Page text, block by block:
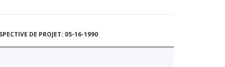
DE PROJET: 05-16-1990